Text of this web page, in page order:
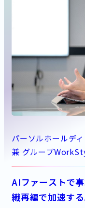
パーソルホールデ
兼 グループ
AIファーストで
織再編で加速す